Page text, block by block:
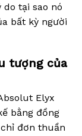
tại sao nó
bất kỳ người
tượng của
Elyx
bằng đồng
đơn thuần